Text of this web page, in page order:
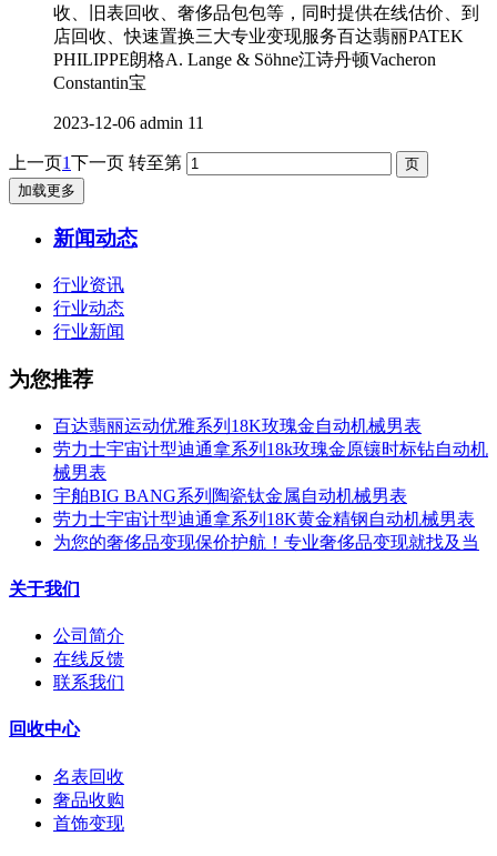
收、旧表回收、奢侈品包包等，同时提供在线估价、到
店回收、快速置换三大专业变现服务百达翡丽PATEK
PHILIPPE朗格A. Lange & Söhne江诗丹顿Vacheron
Constantin宝
2023-12-06 admin 11
上一页1下一页 转至第
加载更多
新闻动态
行业资讯
行业动态
行业新闻
为您推荐
百达翡丽运动优雅系列18K玫瑰金自动机械男表
劳力士宇宙计型迪通拿系列18k玫瑰金原镶时标钻自动机
械男表
宇舶BIG BANG系列陶瓷钛金属自动机械男表
劳力士宇宙计型迪通拿系列18K黄金精钢自动机械男表
为您的奢侈品变现保价护航！专业奢侈品变现就找及当
关于我们
公司简介
在线反馈
联系我们
回收中心
名表回收
奢品收购
首饰变现